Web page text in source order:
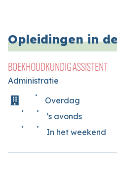
Opleidingen in
BOEKHOUDKUNDIG ASSISTENT
Administratie
Overdag
’s avonds
In het weekend